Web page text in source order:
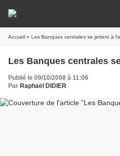
Accueil » Les Banques centrales se jettent à
Les Banques centrales
Publié le 09/10/2008 à 11:06
Par Raphaël DIDIER